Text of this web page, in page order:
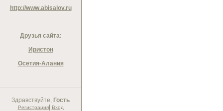
http://www.abisalov.ru
Друзья сайта:
Иристон
Осетия-Алания
Здравствуйте, Гость
Регистрация| Вход